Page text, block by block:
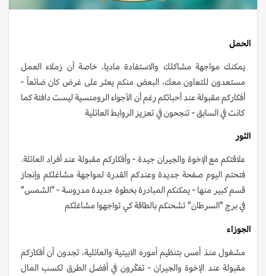
الحمل
يمكنك مواجهة مشاكلك والاستفادة ماديا، خاصة أن زملاء العمل
مستعدون للتعاون معك، البعض منكم يعثر على غرض كان ضائعاً -
أفكاركم مقبولة عند أحبائكم رغم أن الأجواء الرومنسية ليست دافئة كما
كانت في السابق - تنجحون في تعزيز الروابط العائلية
الثور
علاقتكم مع الإخوة والجيران جيدة - وأفكاركم مقبولة عند أفراد العائلة.
فتحتم اليوم صفحة جديدة وعندكم القدرة لمواجهة مشاغلكم وإنجاز
قسم كبير منها - يمكنكم المبادرة بخطوة جديدة مدروسة - "الشمس"
في برج "السرطان" تشحنكم بالطاقة كي تواجهوا مشاغلكم
الجوزاء
مشغول منذ أمس بتنظيم أموره الابيتية والعائلية، تجدون أن أفكاركم
مقبولة عند الإخوة والجيران - تفكّرون في أفضل الطرق لكسب المال